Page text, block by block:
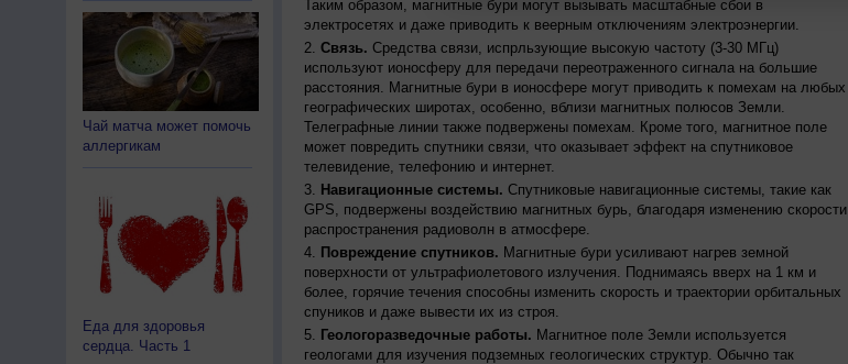
Чай матча может помочь
аллергикам
Еда для здоровья
сердца. Часть 1
Таким образом, магнитные бури могут вызывать масштабные сбои в
электросетях и даже приводить к веерным отключениям электроэнергии.
Связь. Средства связи, испрльзующие высокую частоту (3-30 МГц)
используют ионосферу для передачи переотраженного сигнала на большие
расстояния. Магнитные бури в ионосфере могут приводить к помехам на любых
географических широтах, особенно, вблизи магнитных полюсов Земли.
Телеграфные линии также подвержены помехам. Кроме того, магнитное поле
может повредить спутники связи, что оказывает эффект на спутниковое
телевидение, телефонию и интернет.
Навигационные системы. Спутниковые навигационные системы, такие как
GPS, подвержены воздействию магнитных бурь, благодаря изменению скорости
распространения радиоволн в атмосфере.
Повреждение спутников. Магнитные бури усиливают нагрев земной
поверхности от ультрафиолетового излучения. Поднимаясь вверх на 1 км и
более, горячие течения способны изменить скорость и траектории орбитальных
спуников и даже вывести их из строя.
Геологоразведочные работы. Магнитное поле Земли используется
геологами для изучения подземных геологических структур. Обычно так